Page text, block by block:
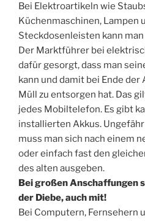
Bei Elektroartikeln wie
Küchenmaschinen, Lampen
Steckdosenleisten kann
Der Marktführer bei
dafür gesorgt, dass man
kann und damit bei Ende der
Müll zu entsorgen hat. Das
jedes Mobiltelefon. Es gibt
installierten Akkus.
muss man sich nach einem
oder einfach fast den
des alten ausgeben.
Bei großen Anschaffungen
der Diebe, auch mit!
Bei Computern, Fernsehern